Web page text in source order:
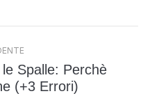
Spalle: Perchè
(+3 Errori)